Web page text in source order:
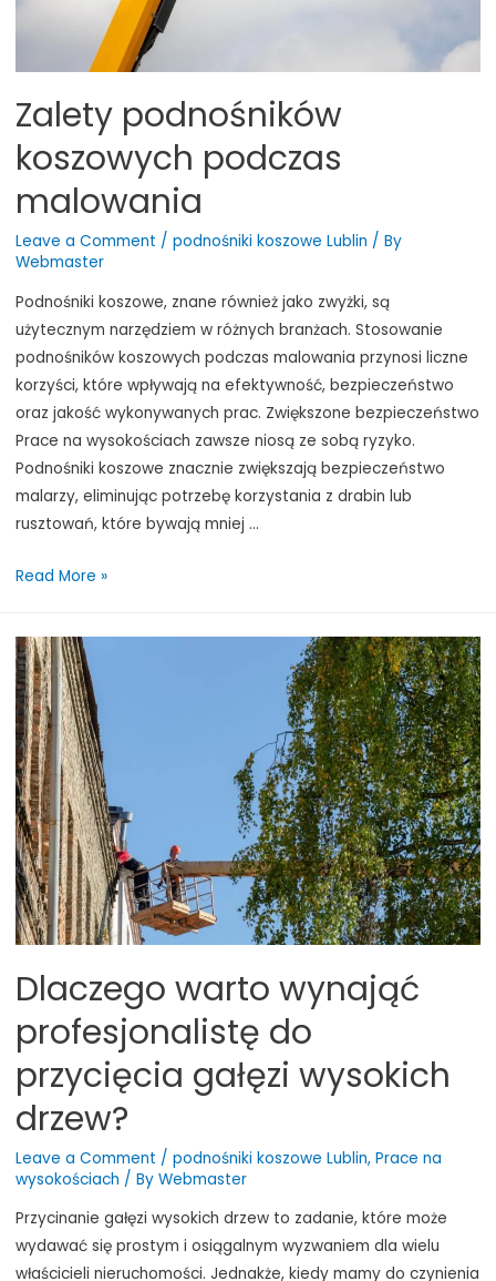
Zalety podnośników
koszowych podczas
malowania
Leave a Comment / podnośniki koszowe Lublin / By
Webmaster
Podnośniki koszowe, znane również jako zwyżki, są
użytecznym narzędziem w różnych branżach. Stosowanie
podnośników koszowych podczas malowania przynosi liczne
korzyści, które wpływają na efektywność, bezpieczeństwo
oraz jakość wykonywanych prac. Zwiększone bezpieczeństwo
Prace na wysokościach zawsze niosą ze sobą ryzyko.
Podnośniki koszowe znacznie zwiększają bezpieczeństwo
malarzy, eliminując potrzebę korzystania z drabin lub
rusztowań, które bywają mniej …
Zalety
podczas
malowania
Read More »
Dlaczego warto wynająć
profesjonalistę do
przycięcia gałęzi wysokich
drzew?
Leave a Comment / podnośniki koszowe Lublin, Prace na
wysokościach / By Webmaster
Przycinanie gałęzi wysokich drzew to zadanie, które może
wydawać się prostym i osiągalnym wyzwaniem dla wielu
właścicieli nieruchomości. Jednakże, kiedy mamy do czynienia